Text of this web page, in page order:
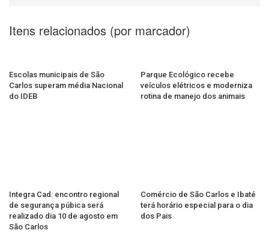
Itens relacionados (por marcador)
Escolas municipais de São
Carlos superam média Nacional
do IDEB
Parque Ecológico recebe
veículos elétricos e moderniza
rotina de manejo dos animais
Integra Cad: encontro regional
de segurança púbica será
realizado dia 10 de agosto em
São Carlos
Comércio de São Carlos e Ibaté
terá horário especial para o dia
dos Pais